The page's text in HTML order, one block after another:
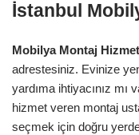
İstanbul
Mobilya Montaj
adrestesiniz. Evinize
yardıma ihtiyacınız
hizmet veren montaj
seçmek için doğru